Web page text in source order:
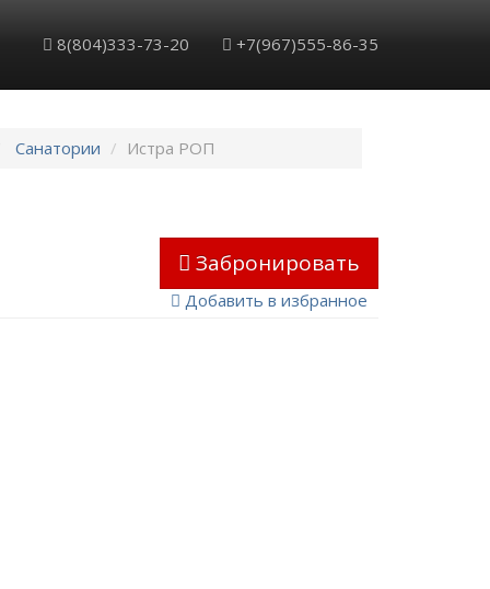
8(804)333-73-20 +7(967)555-86-35
Санатории Истра РОП
Забронировать
Добавить в избранное